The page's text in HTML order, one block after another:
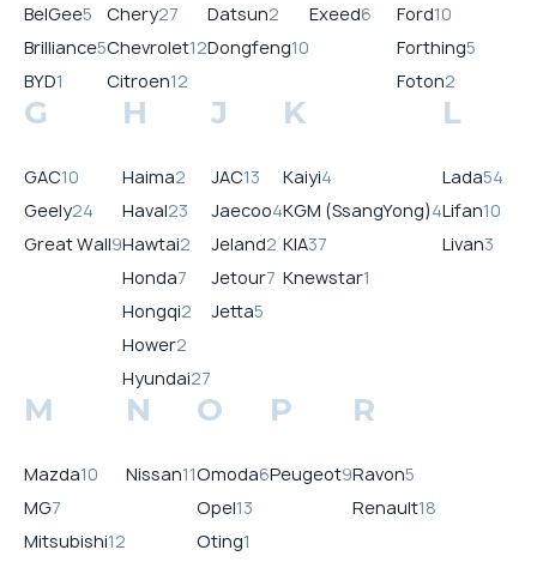
BelGee5
Brilliance5
BYD1
Chery27
Chevrolet12
Citroen12
Datsun2
Dongfeng10
Exeed6
Ford10
Forthing5
Foton2
G
GAC10
Geely24
Great Wall9
H
Haima2
Haval23
Hawtai2
Honda7
Hongqi2
Hower2
Hyundai27
J
JAC13
Jaecoo4
Jeland2
Jetour7
Jetta5
K
Kaiyi4
KGM (SsangYong)4
KIA37
Knewstar1
L
Lada54
Lifan10
Livan3
M
Mazda10
MG7
Mitsubishi12
N
Nissan11
O
Omoda6
Opel13
Oting1
P
Peugeot9
R
Ravon5
Renault18